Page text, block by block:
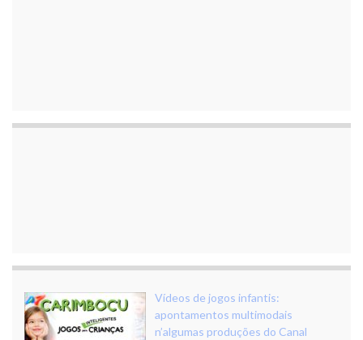
Vídeos de jogos infantis:
apontamentos multimodais
n’algumas produções do Canal